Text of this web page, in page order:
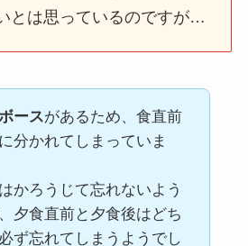
とは思っているのですが…
ースがあるため、食直前
分かれてしまっていま
かろうじて忘れないよう
夕食直前と夕食後はどち
ず忘れてしまうようでし